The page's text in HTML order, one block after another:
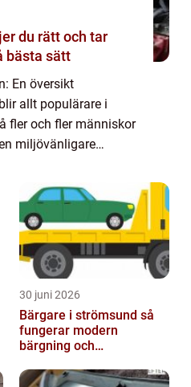
bästa sätt
En översikt
allt populärare i
fler och fler människor
miljövänligare
utbudet av elbilar på
30 juni 2026
Bärgare i strömsund så
fungerar modern
bärgning och